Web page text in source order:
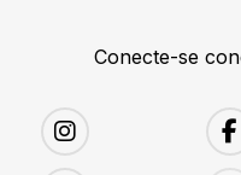
Conecte-se